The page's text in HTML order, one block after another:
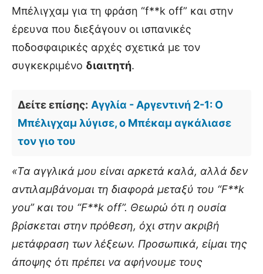
Μπέλιγχαμ για τη φράση “f**k off” και στην
έρευνα που διεξάγουν οι ισπανικές
ποδοσφαιρικές αρχές σχετικά με τον
συγκεκριμένο διαιτητή.
Δείτε επίσης: Αγγλία - Αργεντινή 2-1: Ο
Μπέλιγχαμ λύγισε, ο Μπέκαμ αγκάλιασε
τον γιο του
«Τα αγγλικά μου είναι αρκετά καλά, αλλά δεν
αντιλαμβάνομαι τη διαφορά μεταξύ του “F**k
you” και του “F**k off”. Θεωρώ ότι η ουσία
βρίσκεται στην πρόθεση, όχι στην ακριβή
μετάφραση των λέξεων. Προσωπικά, είμαι της
άποψης ότι πρέπει να αφήνουμε τους